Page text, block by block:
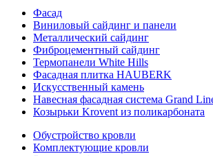
Фасад
Виниловый сайдинг и панели
Металлический сайдинг
Фиброцементный сайдинг
Термопанели White Hills
Фасадная плитка HAUBERK
Искусственный камень
Навесная фасадная система Grand
Козырьки Krovent из поликарбоната
Обустройство кровли
Комплектующие кровли